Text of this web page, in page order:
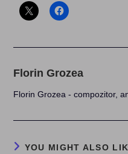
Florin Grozea
Florin Grozea - compozitor,
YOU MIGHT ALSO